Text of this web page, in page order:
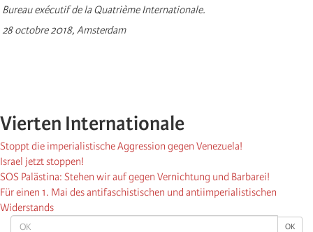
OK OK
Bureau exécutif de la Quatrième Internationale.
28 octobre 2018, Amsterdam
Vierten Internationale
Stoppt die imperialistische Aggression gegen Venezuela!
Israel jetzt stoppen!
SOS Palästina: Stehen wir auf gegen Vernichtung und Barbarei!
Für einen 1. Mai des antifaschistischen und antiimperialistischen
Widerstands